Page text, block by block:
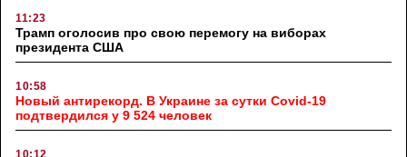
11:23
Трамп оголосив про свою перемогу на виборах
президента США
10:58
Новый антирекорд. В Украине за сутки Covid-19
подтвердился у 9 524 человек
10:12